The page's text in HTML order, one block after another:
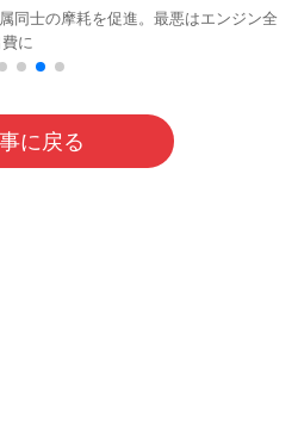
同士の摩耗を促進。最悪はエンジン全
に
に戻る